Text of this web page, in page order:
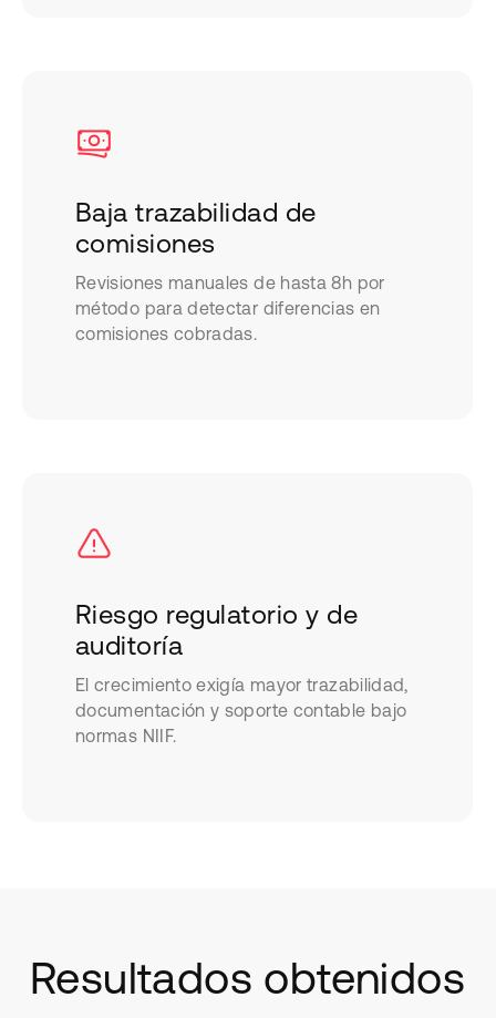
Baja trazabilidad de
comisiones
Revisiones manuales de hasta 8h por
método para detectar diferencias en
comisiones cobradas.
Riesgo regulatorio y de
auditoría
El crecimiento exigía mayor trazabilidad,
documentación y soporte contable bajo
normas NIIF.
Resultados obtenidos